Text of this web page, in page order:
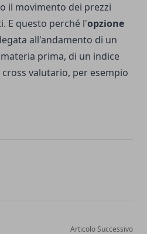
il movimento dei prezzi
E questo perché l'opzione
all'andamento di un
prima, di un indice
valutario, per esempio
Articolo Successivo